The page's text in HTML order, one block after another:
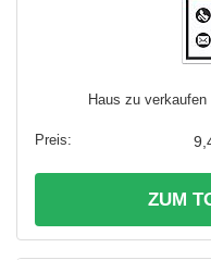
Haus zu verkaufen
ZUM